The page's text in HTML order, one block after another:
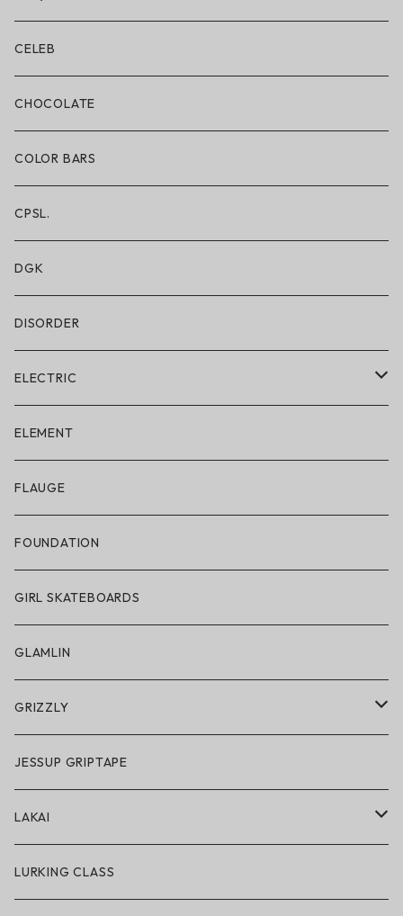
ボクサーブリーフ/ショート丈
ボクサーブリーフ/ロング丈
ショートパンツ/2 IN 1
レギンス/フルレングス10分丈
水着/スイムウェア
CELEB
CHOCOLATE
COLOR BARS
CPSL.
DGK
DISORDER
ELECTRIC
ELECTRIC × ON THE ROAM
アパレル
帽子
サングラス
スノーゴーグル
アクセサリー・小物
ELEMENT
FLAUGE
FOUNDATION
GIRL SKATEBOARDS
GLAMLIN
GRIZZLY
GRIZZLY × POLeR
アパレル
ハードグッズ
JESSUP GRIPTAPE
LAKAI
LAKAI × POLeR
LURKING CLASS